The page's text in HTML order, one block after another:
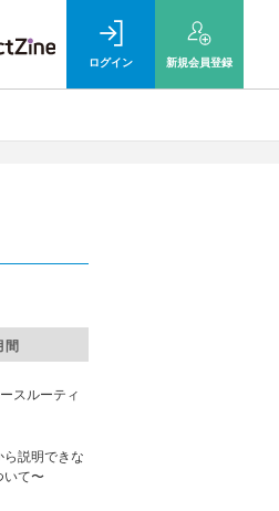
ログイン 新規会員登録
間
スルーティ
説明できな
いて〜